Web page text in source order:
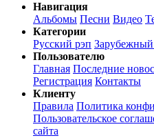
Навигация
Альбомы Песни Видео
Категории
Русский рэп Зарубежный
Пользователю
Главная Последние
Регистрация Контакты
Клиенту
Правила Политика
Пользовательское
сайта